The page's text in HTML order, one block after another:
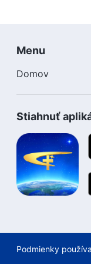
Menu
Domov
Stiahnuť
Podmienky